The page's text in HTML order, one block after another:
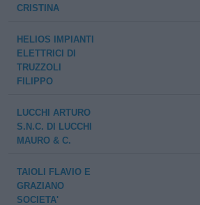
CRISTINA
HELIOS IMPIANTI
ELETTRICI DI
TRUZZOLI
FILIPPO
LUCCHI ARTURO
S.N.C. DI LUCCHI
MAURO & C.
TAIOLI FLAVIO E
GRAZIANO
SOCIETA'